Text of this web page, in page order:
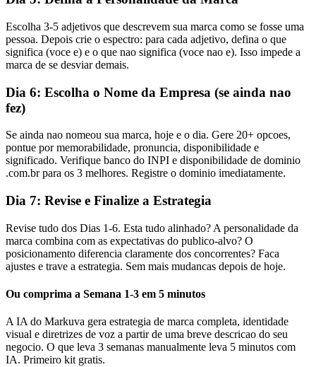
Escolha 3-5 adjetivos que descrevem sua marca como se fosse uma
pessoa. Depois crie o espectro: para cada adjetivo, defina o que
significa (voce e) e o que nao significa (voce nao e). Isso impede a
marca de se desviar demais.
Dia 6: Escolha o Nome da Empresa (se ainda nao
fez)
Se ainda nao nomeou sua marca, hoje e o dia. Gere 20+ opcoes,
pontue por memorabilidade, pronuncia, disponibilidade e
significado. Verifique banco do INPI e disponibilidade de dominio
.com.br para os 3 melhores. Registre o dominio imediatamente.
Dia 7: Revise e Finalize a Estrategia
Revise tudo dos Dias 1-6. Esta tudo alinhado? A personalidade da
marca combina com as expectativas do publico-alvo? O
posicionamento diferencia claramente dos concorrentes? Faca
ajustes e trave a estrategia. Sem mais mudancas depois de hoje.
Ou comprima a Semana 1-3 em 5 minutos
A IA do Markuva gera estrategia de marca completa, identidade
visual e diretrizes de voz a partir de uma breve descricao do seu
negocio. O que leva 3 semanas manualmente leva 5 minutos com
IA. Primeiro kit gratis.